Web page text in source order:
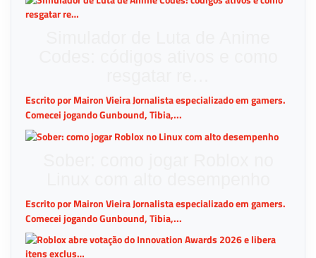
Escrito por Mairon Vieira Jornalista especializado em gamers.
Comecei jogando Gunbound, Tibia,...
Escrito por Mairon Vieira Jornalista especializado em gamers.
Comecei jogando Gunbound, Tibia,...